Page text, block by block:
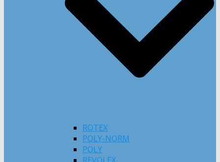
ROTEX
POLY-NORM
POLY